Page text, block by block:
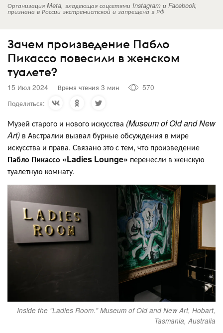
Организация Meta, владеющая соцсетями Instagram и Facebook,
признана в России экстремистской и запрещена в РФ
Зачем произведение Пабло
Пикассо повесили в женском
туалете?
15 Июл 2024 Время чтения 3 мин
570
Поделиться:
Музей старого и нового искусства (Museum of Old and New
Art) в Австралии вызвал бурные обсуждения в мире
искусства и права. Связано это с тем, что произведение
Пабло Пикассо «Ladies Lounge» перенесли в женскую
туалетную комнату.
Inside the "Ladies Room." Museum of Old and New Art, Hobart,
Tasmania, Australia